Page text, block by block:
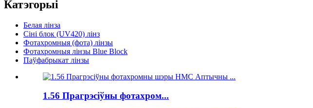
Катэгорыі
Белая лінза
Сіні блок (UV420) лінз
Фотахромныя (фота) лінзы
Фотахромныя лінзы Blue Block
Паўфабрыкат лінзы
1.56 Прагрэсіўны фотахром...